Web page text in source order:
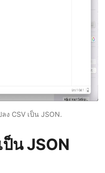
ง CSV เป็น JSON.
น JSON